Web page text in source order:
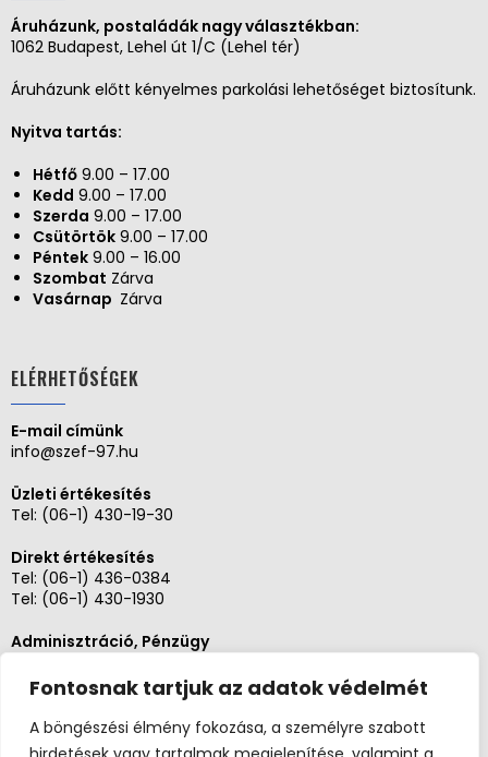
Fontosnak tartjuk az adatok védelmét
A böngészési élmény fokozása, a személyre szabott
Áruházunk, postaládák nagy választékban:
1062 Budapest, Lehel út 1/C (Lehel tér)
Áruházunk előtt kényelmes parkolási lehetőséget biztosítunk.
Nyitva tartás:
Hétfő 9.00 – 17.00
Kedd 9.00 – 17.00
Szerda 9.00 – 17.00
Csütörtök 9.00 – 17.00
Péntek 9.00 – 16.00
Szombat Zárva
Vasárnap Zárva
ELÉRHETŐSÉGEK
E-mail címünk
info@szef-97.hu
Üzleti értékesítés
Tel: (06-1) 430-19-30
Direkt értékesítés
Tel: (06-1) 436-0384
Tel: (06-1) 430-1930
Adminisztráció, Pénzügy
Szerviz és karbantartás
Tel: (06-20)3268654
Tel: (06-1) 436-0384